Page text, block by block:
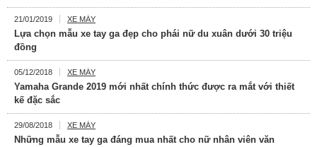
21/01/2019 XE MÁY
Lựa chọn mẫu xe tay ga đẹp cho phái nữ du xuân dưới 30 triệu
đồng
05/12/2018 XE MÁY
Yamaha Grande 2019 mới nhất chính thức được ra mắt với thiết
kế đặc sắc
29/08/2018 XE MÁY
Những mẫu xe tay ga đáng mua nhất cho nữ nhân viên văn